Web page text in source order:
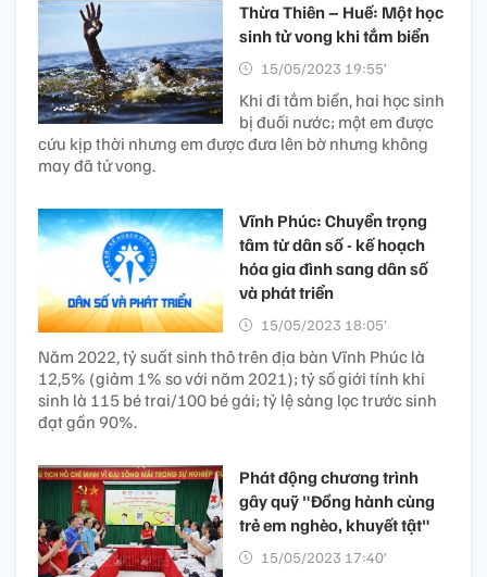
Thừa Thiên – Huế: Một học
sinh tử vong khi tắm biển
15/05/2023 19:55’
Khi đi tắm biển, hai học sinh
bị đuối nước; một em được
cứu kịp thời nhưng em được đưa lên bờ nhưng không
may đã tử vong.
Vĩnh Phúc: Chuyển trọng
tâm từ dân số - kế hoạch
hóa gia đình sang dân số
và phát triển
15/05/2023 18:05’
Năm 2022, tỷ suất sinh thô trên địa bàn Vĩnh Phúc là
12,5% (giảm 1% so với năm 2021); tỷ số giới tính khi
sinh là 115 bé trai/100 bé gái; tỷ lệ sàng lọc trước sinh
đạt gần 90%.
Phát động chương trình
gây quỹ "Đồng hành cùng
trẻ em nghèo, khuyết tật"
15/05/2023 17:40’